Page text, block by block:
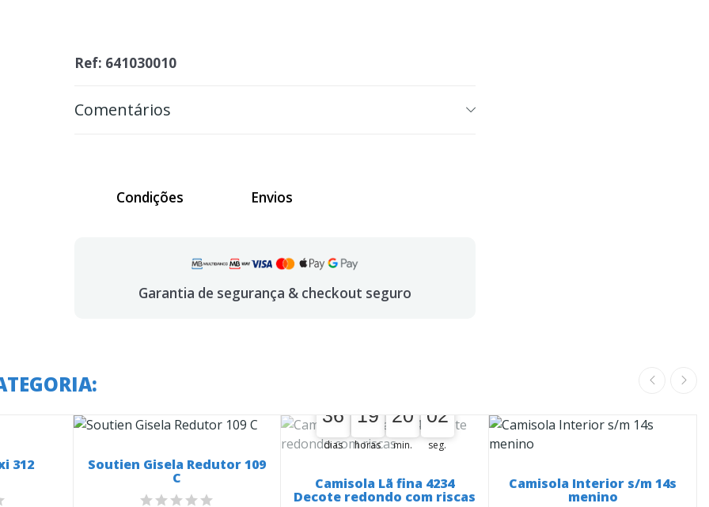
Ref: 641030010
Comentários
Condições Envios
Garantia de segurança & checkout seguro
312 Soutien Gisela Redutor 109
C
36
36
00
dias
19
19
00
horas
20
20
00
min.
02
01
02
seg.
Camisola Lã fina 4234
Decote redondo com riscas
Camisola Interior s/m 14s
menino